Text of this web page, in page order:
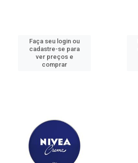
Faça seu login ou
cadastre-se para
ver preços e
comprar